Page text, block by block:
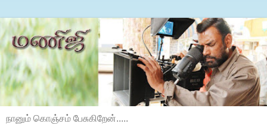
நானும் கொஞ்சம் பேசுகிறேன்.....